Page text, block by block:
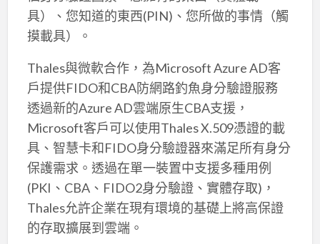
具）、您知道的東西(PIN)、您所做的事情（觸
摸載具）。
Thales與微軟合作，為Microsoft Azure AD客
戶提供FIDO和CBA防網路釣魚身分驗證服務
透過新的Azure AD雲端原生CBA支援，
Microsoft客戶可以使用Thales X.509憑證的載
具、智慧卡和FIDO身分驗證器來滿足所有身分
保護需求。透過在單一裝置中支援多種用例
(PKI、CBA、FIDO2身分驗證、實體存取)，
Thales允許企業在現有環境的基礎上將高保證
的存取擴展到雲端。